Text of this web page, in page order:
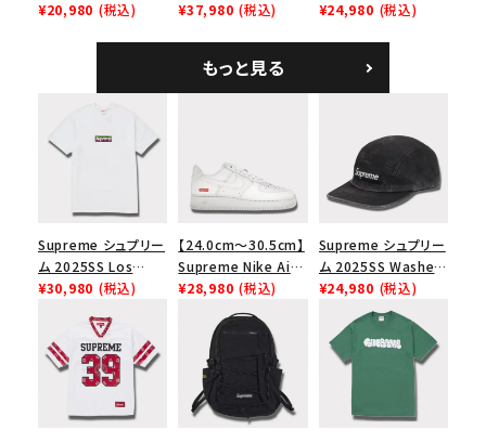
Tee スカル Tシャ
¥20,980 (税込)
Shoulder Bag デニ
¥37,980 (税込)
Tweed Camp Cap
¥24,980 (税込)
もっと見る
Supreme シュプリー
ム 2025SS Los
Angeles Fire Relief
イヤーリリーフボック
スロゴTシャツ ホワ
イト 白
¥30,980 (税込)
【24.0cm～30.5cm】
Supreme Nike Air
Force 1 Low シュプ
リーム ナイキエアフォ
ース１スニーカー シ
ューズ ホワイト
¥28,980 (税込)
Supreme シュプリー
ム 2025SS Washed
Chino Twill Camp
Cap ウォッシュチノツ
イルキャンプキャップ
ブラック 黒
¥24,980 (税込)